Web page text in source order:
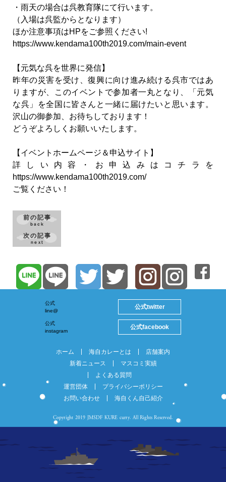
・雨天の場合は呉教育隊にて行います。
（入場は呉監からとなります）
ほか注意事項はHPをご参照ください!
https://www.kendama100th2019.com/main-event
【元気な呉を世界に発信】
昨年の災害を受け、復興に向け進み続ける呉市ではあ
りますが、このイベントで参加者一丸となり、「元気
な呉」を全国に皆さんと一緒に届けたいと思います。
沢山の御参加、お待ちしております！
どうぞよろしくお願いいたします。
【イベントホームページ＆申込サイト】
詳しい内容・お申込みはコチラを
https://www.kendama100th2019.com/
ご覧ください！
前の記事
back
次の記事
next
公式
line@
公式twitter
公式
instagram
公式facebook
ホーム 海自カレーとは
店舗案内
新着ニュース
マスコミ実績
よくある質問
運営団体
プライバシーポリシー
お問い合わせ
海自くん自己紹介
Copyright 2019 JMSDF KURE curry. All Rights Reserved.